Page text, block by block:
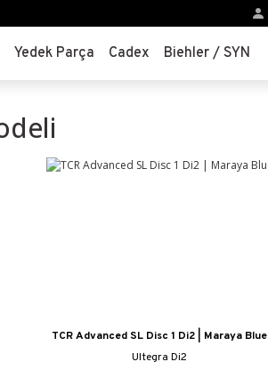
Yedek Parça Cadex Biehler / SYN
TCR Advanced SL Disc 1 Di2 | Maraya Blue
Ultegra Di2